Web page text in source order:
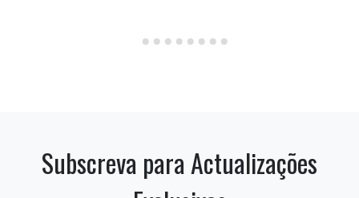
Subscreva para Actualizações